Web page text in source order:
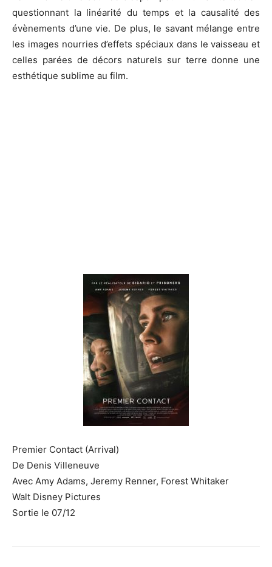
questionnant la linéarité du temps et la causalité des
évènements d’une vie. De plus, le savant mélange entre
les images nourries d’effets spéciaux dans le vaisseau et
celles parées de décors naturels sur terre donne une
esthétique sublime au film.
Premier Contact (Arrival)
De Denis Villeneuve
Avec Amy Adams, Jeremy Renner, Forest Whitaker
Walt Disney Pictures
Sortie le 07/12